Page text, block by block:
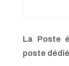
La Poste
poste